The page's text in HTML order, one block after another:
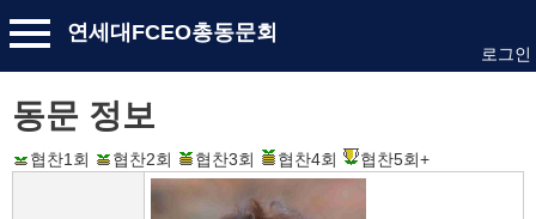
연세대FCEO총동문회
로그인
동문 정보
협찬1회 협찬2회 협찬3회 협찬4회 협찬5회+